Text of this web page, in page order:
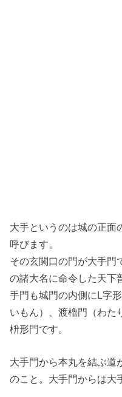
大手というのは城の正面
呼びます。
その玄関口の門が大手門
の諸大名に命令した天下
手門も城門の内側にL字
いもん）、渡櫓門（わた
枡形門です。
大手門から本丸を結ぶ道
のこと。大手門からは大